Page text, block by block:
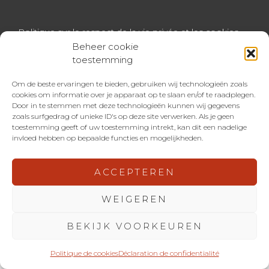
Beheer cookie
toestemming
Om de beste ervaringen te bieden, gebruiken wij technologieën zoals
cookies om informatie over je apparaat op te slaan en/of te raadplegen.
Door in te stemmen met deze technologieën kunnen wij gegevens
zoals surfgedrag of unieke ID's op deze site verwerken. Als je geen
toestemming geeft of uw toestemming intrekt, kan dit een nadelige
invloed hebben op bepaalde functies en mogelijkheden.
ACCEPTEREN
WEIGEREN
BEKIJK VOORKEUREN
Politique de cookiesDéclaration de confidentialité
Politique sur le respect de la vie privée et les cookies